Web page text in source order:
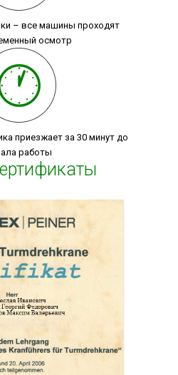
– все машины проходят
осмотр
приезжает за 30 минут до
работы